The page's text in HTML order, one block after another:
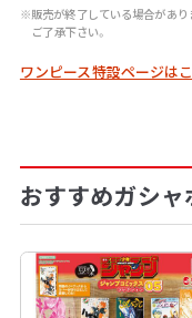
※販売が終了している場合があり
ご了承下さい。
ワンピース特設ページは
おすすめガシャ